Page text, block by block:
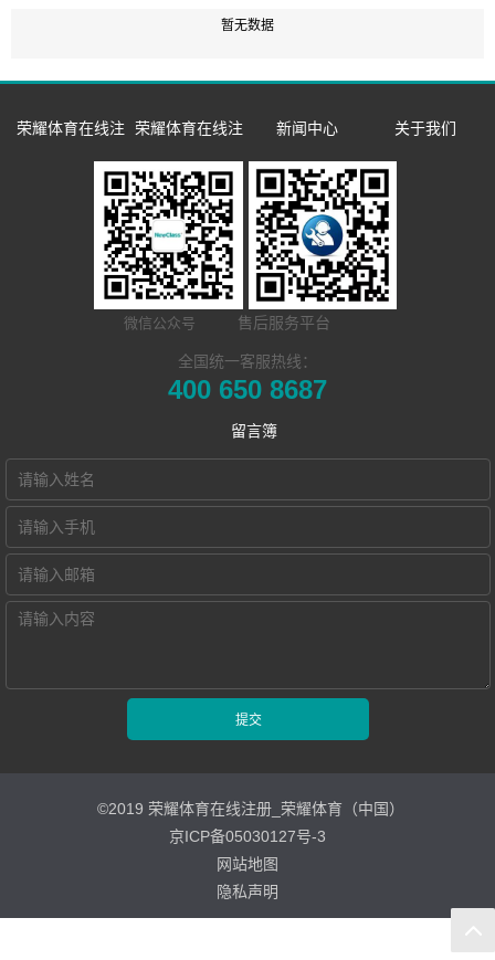
暂无数据
荣耀体育在线注
册_荣耀体育（中
数字语言学习系
同声传译训练系
智慧教学空间
高密度WiFi移动
智慧教室
荣耀体育在线注
册_荣耀体育（中
国）
双一流/985/211
外语院校
用户名录
新闻中心
企业新闻
市场活动
关于我们
微信公众号 售后服务平台
全国统一客服热线：
400 650 8687
留言簿
©2019 荣耀体育在线注册_荣耀体育（中国）
京ICP备05030127号-3
网站地图
隐私声明